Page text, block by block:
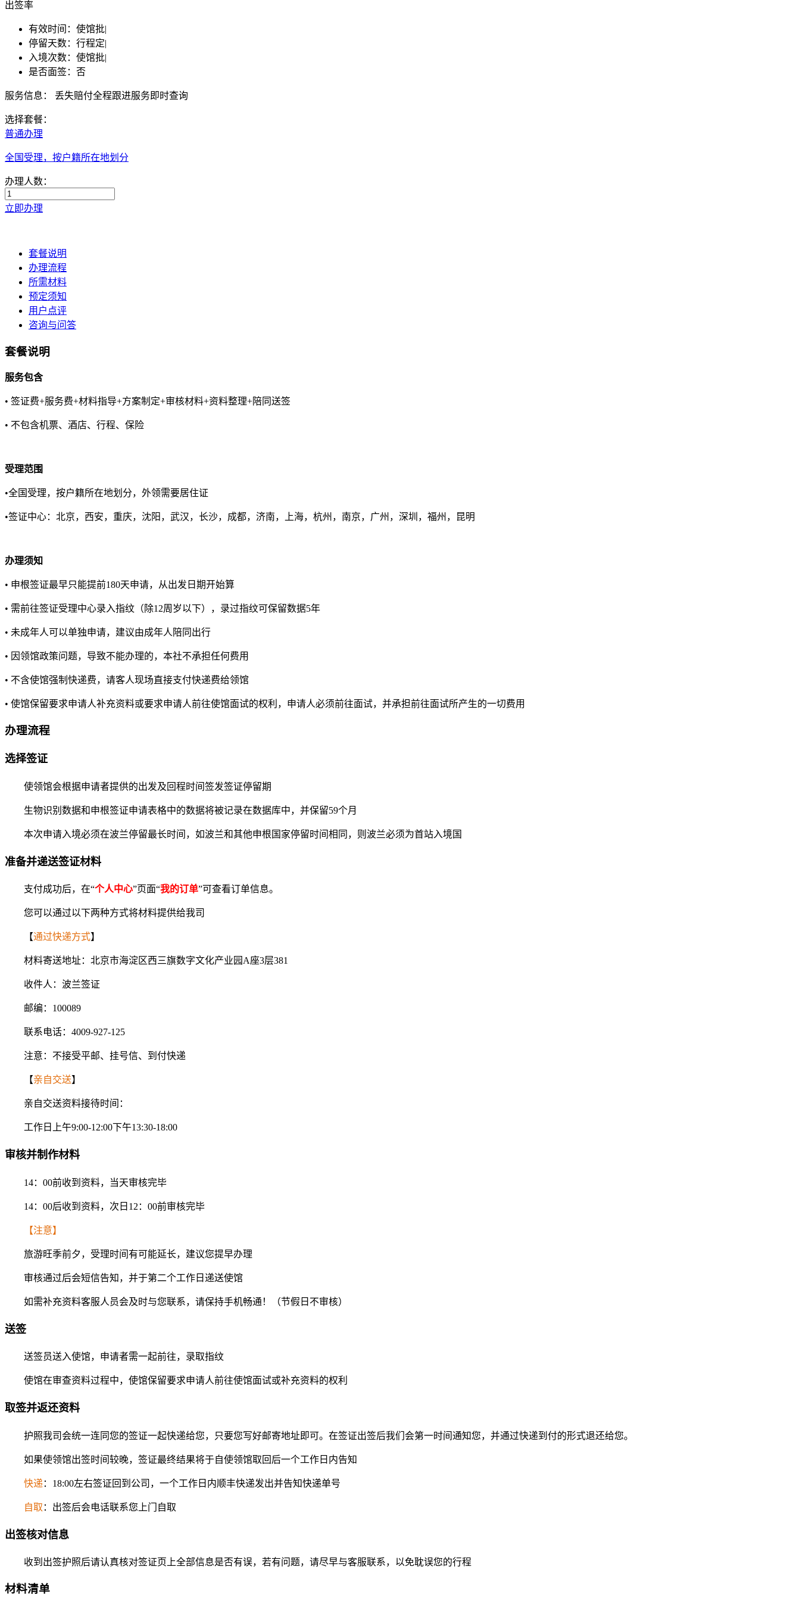
出签率
有效时间： 使馆批|
停留天数： 行程定|
入境次数： 使馆批|
是否面签： 否
服务信息： 丢失赔付全程跟进服务即时查询
选择套餐：
普通办理
全国受理，按户籍所在地划分
办理人数：
立即办理
套餐说明
办理流程
所需材料
预定须知
用户点评
咨询与问答
套餐说明
服务包含
• 签证费+服务费+材料指导+方案制定+审核材料+资料整理+陪同送签
• 不包含机票、酒店、行程、保险
受理范围
•全国受理，按户籍所在地划分，外领需要居住证
•签证中心：北京，西安，重庆，沈阳，武汉，长沙，成都，济南，上海，杭州，南京，广州，深圳，福州，昆明
办理须知
• 申根签证最早只能提前180天申请，从出发日期开始算
• 需前往签证受理中心录入指纹（除12周岁以下），录过指纹可保留数据5年
• 未成年人可以单独申请，建议由成年人陪同出行
• 因领馆政策问题，导致不能办理的，本社不承担任何费用
• 不含使馆强制快递费，请客人现场直接支付快递费给领馆
• 使馆保留要求申请人补充资料或要求申请人前往使馆面试的权利，申请人必须前往面试，并承担前往面试所产生的一切费用
办理流程
选择签证
使领馆会根据申请者提供的出发及回程时间签发签证停留期
生物识别数据和申根签证申请表格中的数据将被记录在数据库中，并保留59个月
本次申请入境必须在波兰停留最长时间，如波兰和其他申根国家停留时间相同，则波兰必须为首站入境国
准备并递送签证材料
支付成功后，在“个人中心”页面“我的订单”可查看订单信息。
您可以通过以下两种方式将材料提供给我司
【通过快递方式】
材料寄送地址：北京市海淀区西三旗数字文化产业园A座3层381
收件人：波兰签证
邮编：100089
联系电话：4009-927-125
注意：不接受平邮、挂号信、到付快递
【亲自交送】
亲自交送资料接待时间：
工作日上午9:00-12:00下午13:30-18:00
审核并制作材料
14：00前收到资料，当天审核完毕
14：00后收到资料，次日12：00前审核完毕
【注意】
旅游旺季前夕，受理时间有可能延长，建议您提早办理
审核通过后会短信告知，并于第二个工作日递送使馆
如需补充资料客服人员会及时与您联系，请保持手机畅通！（节假日不审核）
送签
送签员送入使馆，申请者需一起前往，录取指纹
使馆在审查资料过程中，使馆保留要求申请人前往使馆面试或补充资料的权利
取签并返还资料
护照我司会统一连同您的签证一起快递给您，只要您写好邮寄地址即可。在签证出签后我们会第一时间通知您，并通过快递到付的形式退还给您。
如果使领馆出签时间较晚，签证最终结果将于自使领馆取回后一个工作日内告知
快递 ：18:00左右签证回到公司，一个工作日内顺丰快递发出并告知快递单号
自取 ：出签后会电话联系您上门自取
出签核对信息
收到出签护照后请认真核对签证页上全部信息是否有误，若有问题，请尽早与客服联系，以免耽误您的行程
材料清单